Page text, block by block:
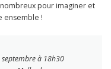
pour imaginer et
ensemble !
septembre à 18h30